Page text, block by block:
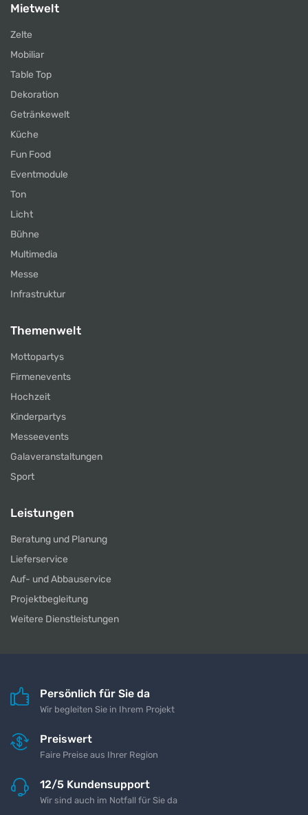
Mietwelt
Zelte
Mobiliar
Table Top
Dekoration
Getränkewelt
Küche
Fun Food
Eventmodule
Ton
Licht
Bühne
Multimedia
Messe
Infrastruktur
Themenwelt
Mottopartys
Firmenevents
Hochzeit
Kinderpartys
Messeevents
Galaveranstaltungen
Sport
Leistungen
Beratung und Planung
Lieferservice
Auf- und Abbauservice
Projektbegleitung
Weitere Dienstleistungen
Persönlich für Sie da
Wir begleiten Sie in Ihrem Projekt
Preiswert
Faire Preise aus Ihrer Region
12/5 Kundensupport
Wir sind auch im Notfall für Sie da